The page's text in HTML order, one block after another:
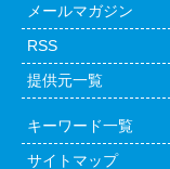
メールマガジン
RSS
提供元一覧
キーワード一覧
サイトマップ